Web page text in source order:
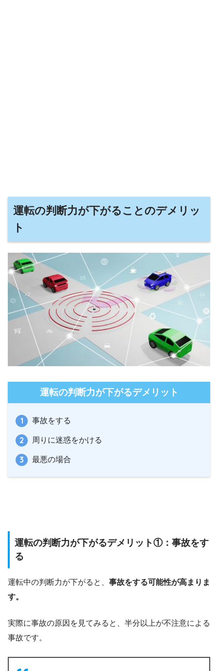
運転の判断力が下がることのデメリッ
ト
運転の判断力が下がるデメリット
事故をする
周りに迷惑をかける
最悪の場合
運転の判断力が下がるデメリット①：事故をす
る
運転中の判断力が下がると、 事故をする可能性が高まりま
す。
実際に事故の原因を見てみると、半分以上が不注意による
事故です。